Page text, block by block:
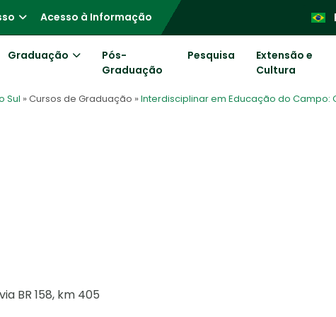
Acesso à Informação
Graduação
Pós-
Graduação
Pesquisa
Extensão e
Cultura
Sul » Cursos de Graduação » Interdisciplinar em Educação do Campo:
BR 158, km 405